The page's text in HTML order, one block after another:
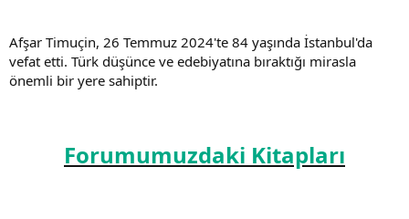
Afşar Timuçin, 26 Temmuz 2024'te 84 yaşında İstanbul'da
vefat etti. Türk düşünce ve edebiyatına bıraktığı mirasla
önemli bir yere sahiptir.
Forumumuzdaki Kitapları